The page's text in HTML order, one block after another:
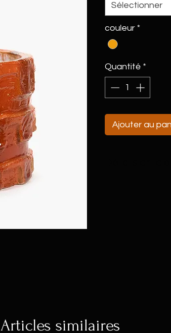
Sélectionner
couleur *
Quantité *
Ajouter au
Articles similaires